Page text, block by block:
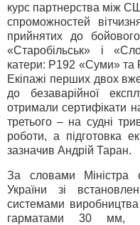
курс партнерства між
спроможностей
прийнятих до
«Старобільськ» і
катери: P192 «Суми» та
Екіпажі перших двох
до безаварійної
отримали сертифікати
третього – на судні
роботи, а підготовка
зазначив Андрій Таран.
За словами Міністра
України зі
системами
гарматами 30 мм,